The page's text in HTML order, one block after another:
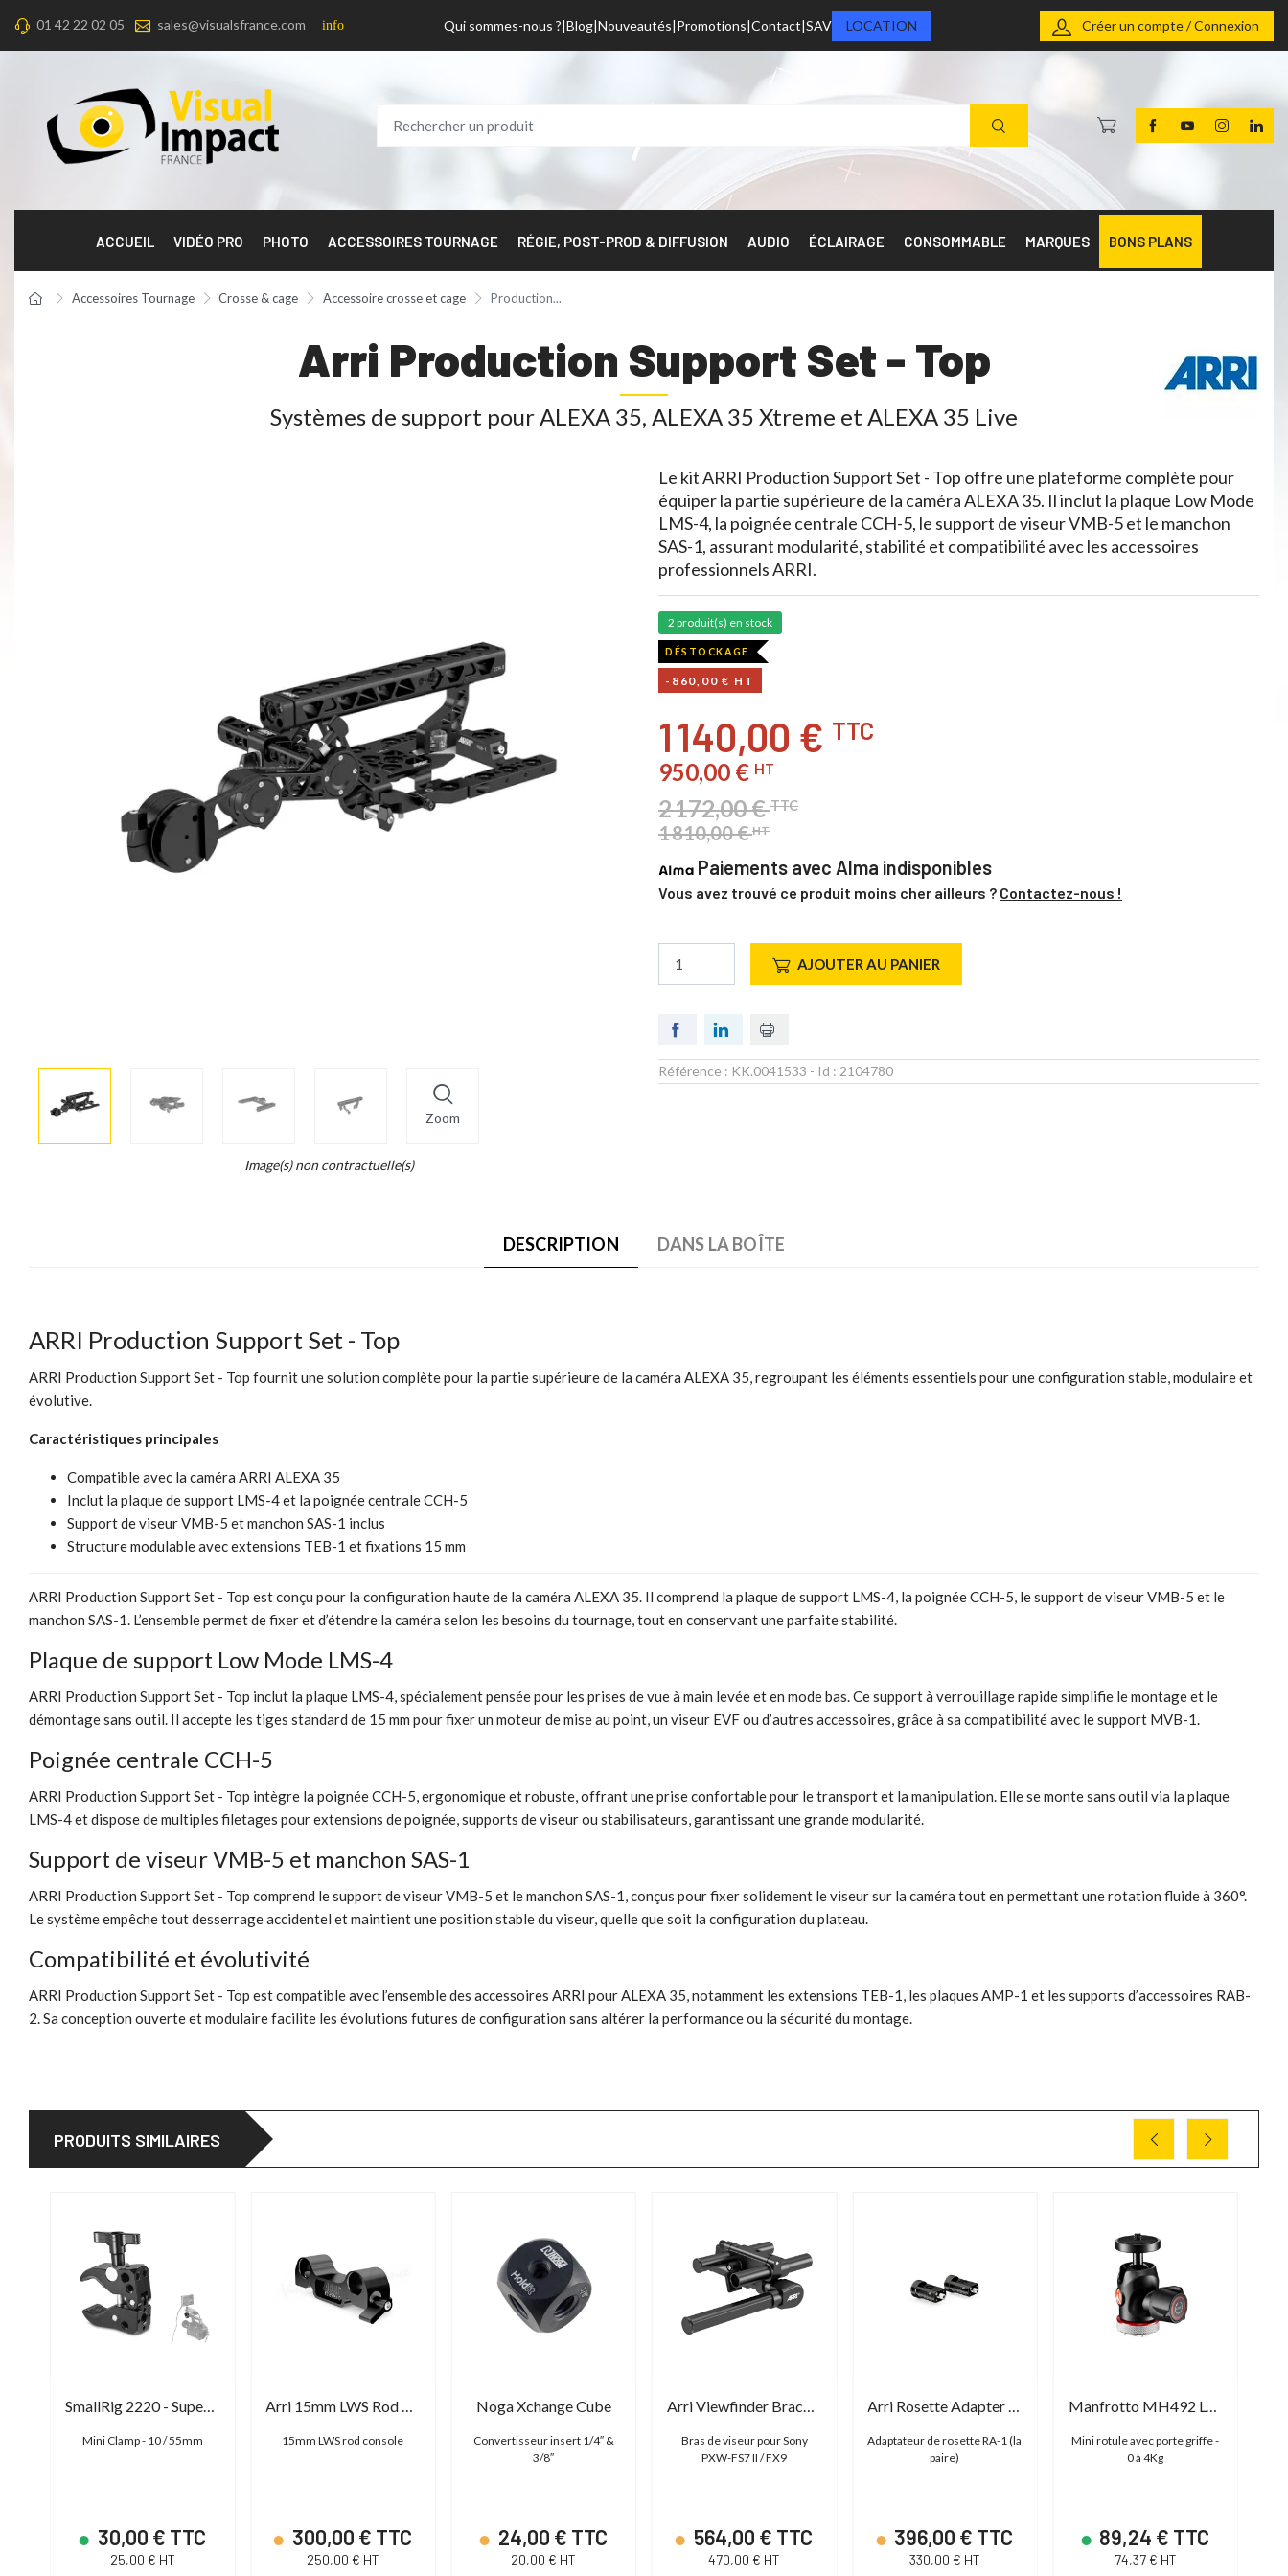
01 42 22 02 05 sales@visualsfrance.com info Qui sommes-nous ? Blog Nouveautés Promotions Contact SAV LOCATION Créer un compte / Connexion
ACCUEIL VIDÉO PRO PHOTO ACCESSOIRES TOURNAGE RÉGIE, POST-PROD & DIFFUSION AUDIO ÉCLAIRAGE CONSOMMABLE MARQUES BONS PLANS
Accessoires Tournage Crosse & cage Accessoire crosse et cage Production...
Arri Production Support Set - Top
Systèmes de support pour ALEXA 35, ALEXA 35 Xtreme et ALEXA 35 Live
Zoom
More
info
Image(s) non contractuelle(s)
Le kit ARRI Production Support Set - Top offre une plateforme complète pour
équiper la partie supérieure de la caméra ALEXA 35. Il inclut la plaque Low Mode
LMS-4, la poignée centrale CCH-5, le support de viseur VMB-5 et le manchon
SAS-1, assurant modularité, stabilité et compatibilité avec les accessoires
professionnels ARRI.
2 produit(s) en stock
DÉSTOCKAGE
-860,00 € HT
1 140,00 € TTC
950,00 € HT
2 172,00 €TTC
1 810,00 €HT
Paiements avec Alma indisponibles
Vous avez trouvé ce produit moins cher ailleurs ? Contactez-nous !
AJOUTER AU PANIER
Référence : KK.0041533 - Id : 2104780
DESCRIPTION DANS LA BOÎTE
ARRI Production Support Set - Top
ARRI Production Support Set - Top fournit une solution complète pour la partie supérieure de la caméra ALEXA 35, regroupant les éléments essentiels pour une configuration stable, modulaire et
évolutive.
Caractéristiques principales
Compatible avec la caméra ARRI ALEXA 35
Inclut la plaque de support LMS-4 et la poignée centrale CCH-5
Support de viseur VMB-5 et manchon SAS-1 inclus
Structure modulable avec extensions TEB-1 et fixations 15 mm
ARRI Production Support Set - Top est conçu pour la configuration haute de la caméra ALEXA 35. Il comprend la plaque de support LMS-4, la poignée CCH-5, le support de viseur VMB-5 et le
manchon SAS-1. L’ensemble permet de fixer et d’étendre la caméra selon les besoins du tournage, tout en conservant une parfaite stabilité.
Plaque de support Low Mode LMS-4
ARRI Production Support Set - Top inclut la plaque LMS-4, spécialement pensée pour les prises de vue à main levée et en mode bas. Ce support à verrouillage rapide simplifie le montage et le
démontage sans outil. Il accepte les tiges standard de 15 mm pour fixer un moteur de mise au point, un viseur EVF ou d’autres accessoires, grâce à sa compatibilité avec le support MVB-1.
Poignée centrale CCH-5
ARRI Production Support Set - Top intègre la poignée CCH-5, ergonomique et robuste, offrant une prise confortable pour le transport et la manipulation. Elle se monte sans outil via la plaque
LMS-4 et dispose de multiples filetages pour extensions de poignée, supports de viseur ou stabilisateurs, garantissant une grande modularité.
Support de viseur VMB-5 et manchon SAS-1
ARRI Production Support Set - Top comprend le support de viseur VMB-5 et le manchon SAS-1, conçus pour fixer solidement le viseur sur la caméra tout en permettant une rotation fluide à 360°.
Le système empêche tout desserrage accidentel et maintient une position stable du viseur, quelle que soit la configuration du plateau.
Compatibilité et évolutivité
ARRI Production Support Set - Top est compatible avec l’ensemble des accessoires ARRI pour ALEXA 35, notamment les extensions TEB-1, les plaques AMP-1 et les supports d’accessoires RAB-
2. Sa conception ouverte et modulaire facilite les évolutions futures de configuration sans altérer la performance ou la sécurité du montage.
PRODUITS SIMILAIRES
SmallRig 2220 - Super Clamp
Mini Clamp - 10 / 55mm
30,00 € TTC
25,00 € HT
Arri 15mm LWS Rod Console
15mm LWS rod console
300,00 € TTC
250,00 € HT
Noga Xchange Cube
Convertisseur insert 1/4″ &
3/8″
24,00 € TTC
20,00 € HT
Arri Viewfinder Bracket for Sony FS7II / FX9
Bras de viseur pour Sony
PXW-FS7 II / FX9
564,00 € TTC
470,00 € HT
Arri Rosette Adapter RA-1
Adaptateur de rosette RA-1 (la
paire)
396,00 € TTC
330,00 € HT
Manfrotto MH492 LCD BH
Mini rotule avec porte griffe -
0 à 4Kg
89,24 € TTC
74,37 € HT